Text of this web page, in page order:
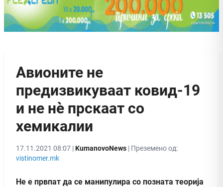
Авионите не
предизвикуваат ковид-19
и не нè прскаат со
хемикалии
17.11.2021 08:07 |KumanovoNews | Преземено од:
vistinomer.mk
Не е првпат да се манипулира со позната теорија